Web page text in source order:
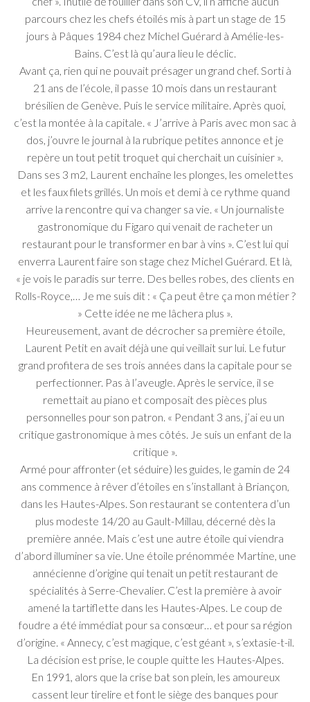
parcours chez les chefs étoilés mis à part un stage de 15
jours à Pâques 1984 chez Michel Guérard à Amélie-les-
Bains. C’est là qu’aura lieu le déclic.
Avant ça, rien qui ne pouvait présager un grand chef. Sorti à
21 ans de l’école, il passe 10 mois dans un restaurant
brésilien de Genève. Puis le service militaire. Après quoi,
c’est la montée à la capitale. « J’arrive à Paris avec mon sac à
dos, j’ouvre le journal à la rubrique petites annonce et je
repère un tout petit troquet qui cherchait un cuisinier ».
Dans ses 3 m2, Laurent enchaîne les plonges, les omelettes
et les faux filets grillés. Un mois et demi à ce rythme quand
arrive la rencontre qui va changer sa vie. « Un journaliste
gastronomique du Figaro qui venait de racheter un
restaurant pour le transformer en bar à vins ». C’est lui qui
enverra Laurent faire son stage chez Michel Guérard. Et là,
« je vois le paradis sur terre. Des belles robes, des clients en
Rolls-Royce,… Je me suis dit : « Ça peut être ça mon métier ?
» Cette idée ne me lâchera plus ».
Heureusement, avant de décrocher sa première étoile,
Laurent Petit en avait déjà une qui veillait sur lui. Le futur
grand profitera de ses trois années dans la capitale pour se
perfectionner. Pas à l’aveugle. Après le service, il se
remettait au piano et composait des pièces plus
personnelles pour son patron. « Pendant 3 ans, j’ai eu un
critique gastronomique à mes côtés. Je suis un enfant de la
critique ».
Armé pour affronter (et séduire) les guides, le gamin de 24
ans commence à rêver d’étoiles en s’installant à Briançon,
dans les Hautes-Alpes. Son restaurant se contentera d’un
plus modeste 14/20 au Gault-Millau, décerné dès la
première année. Mais c’est une autre étoile qui viendra
d’abord illuminer sa vie. Une étoile prénommée Martine, une
annécienne d’origine qui tenait un petit restaurant de
spécialités à Serre-Chevalier. C’est la première à avoir
amené la tartiflette dans les Hautes-Alpes. Le coup de
foudre a été immédiat pour sa consœur… et pour sa région
d’origine. « Annecy, c’est magique, c’est géant », s’extasie-t-il.
La décision est prise, le couple quitte les Hautes-Alpes.
En 1991, alors que la crise bat son plein, les amoureux
cassent leur tirelire et font le siège des banques pour